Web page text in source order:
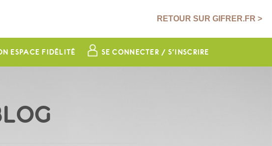
RETOUR SUR GIFRER.FR >
ESPACE FIDÉLITÉ SE CONNECTER / S'INSCRIRE